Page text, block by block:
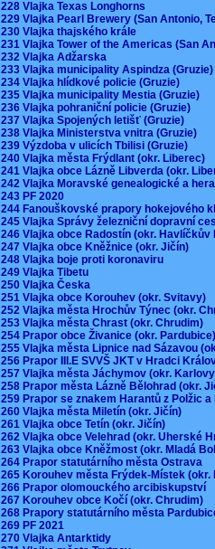
228 Vlajka Texas Longhorns
229 Vlajka Pearl Brewery (San Antonio,
230 Vlajka thajského krále
231 Vlajka Tower of the Americas (San
232 Vlajka Adžarska
233 Vlajka municipality Aspindza
234 Vlajka hlídkové policie (Gruzie)
235 Vlajka municipality Mestia (Gruzie)
236 Vlajka pohraniční policie (Gruzie)
237 Vlajka Spojených letišť (Gruzie)
238 Vlajka Ministerstva vnitra (Gruzie)
239 Výzdoba v ulicích Tbilisi (Gruzie)
240 Vlajka města Frýdlant (okr. Liberec)
241 Vlajka obce Lázně Libverda (okr.
242 Vlajka Moravské genealogické a
243 PF 2020
244 Fanouškovské prapory hokejového
245 Vlajka Správy železniční dopravní
246 Vlajka obce Radostín (okr.
247 Vlajka obce Kněžnice (okr. Jičín)
248 Vlajka boje proti koronaviru
249 Vlajka Tibetu
250 Vlajka Česka
251 Vlajka obce Korouhev (okr. Svitavy)
252 Vlajka města Hrochův Týnec (okr.
253 Vlajka města Chrast (okr. Chrudim)
254 Prapor obce Živanice (okr.
255 Vlajka města Lipnice nad Sázavou
256 Prapor III.E SVVŠ JKT v Hradci
257 Vlajka města Jáchymov (okr.
258 Prapor města Lázně Bělohrad (okr.
259 Prapor se znakem Harantů z Polžic
260 Vlajka města Miletín (okr. Jičín)
261 Vlajka obce Tetín (okr. Jičín)
262 Vlajka obce Velehrad (okr. Uherské
263 Vlajka obce Kněžmost (okr. Mladá
264 Prapor statutárního města Ostrava
265 Korouhev města Frýdek-Místek
266 Prapor olomouckého arcibiskupství
267 Korouhev obce Kočí (okr. Chrudim)
268 Prapory statutárního města
269 PF 2021
270 Vlajka Antarktidy